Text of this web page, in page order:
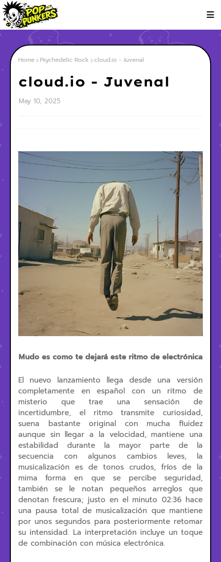
Home Psychedelic Rock cloud.io - Juvenal
cloud.io - Juvenal
May 10, 2025
Mudo es como te dejará este ritmo de electrónica
El nuevo lanzamiento llega desde una versión
completamente en español con un ritmo de
misterio que trae una sensación de
incertidumbre, el ritmo transmite curiosidad,
suena bastante original con mucha fluidez
aunque sin llegar a la velocidad, mantiene una
estabilidad durante la mayor parte de la
secuencia con algunos cambios leves, la
musicalización es de tonos crudos, fríos de la
mima forma en que se percibe seguridad,
también se le notan pequeños arreglos que
denotan frescura; justo en el minuto 02:36 hace
una pausa total de musicalización que mantiene
por unos segundos para posteriormente retomar
su intensidad. La interpretación incluye un toque
de combinación con música electrónica.